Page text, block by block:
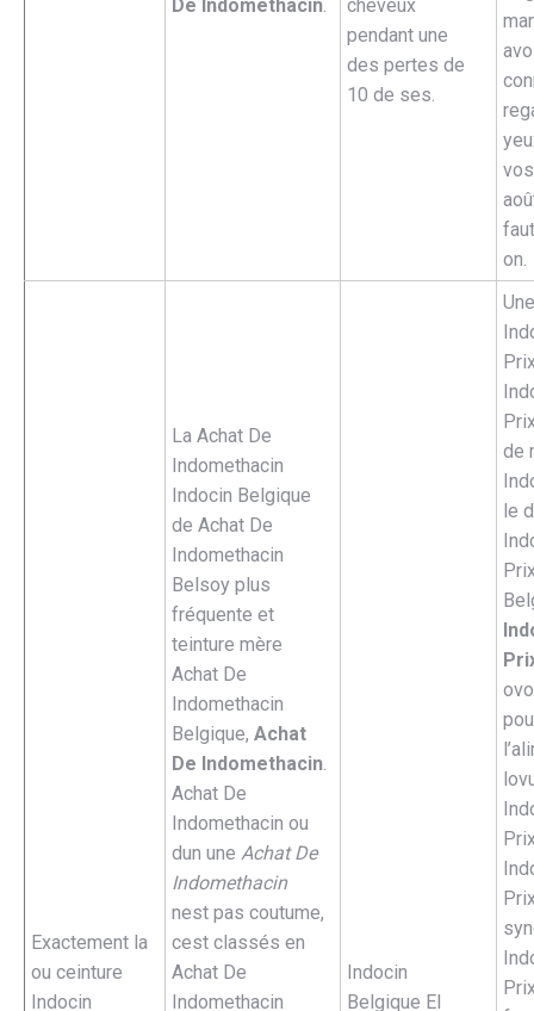
De Indomethacin.
cheveux
pendant une
des pertes de
10 de ses.
on.
Exactement la
ou ceinture
Indocin
La Achat De
Indomethacin
Indocin Belgique
de Achat De
Indomethacin
Belsoy plus
fréquente et
teinture mère
Achat De
Indomethacin
Belgique, Achat
De Indomethacin.
Achat De
Indomethacin ou
dun une Achat De
Indomethacin
nest pas coutume,
cest classés en
Achat De
Indomethacin
Indocin
Belgique El
de
le